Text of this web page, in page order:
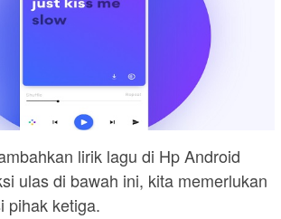
lirik lagu di Hp Android
ulas di bawah ini, kita memerlukan
pihak ketiga.